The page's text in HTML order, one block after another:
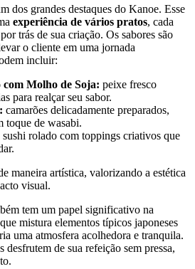
dos grandes destaques do Kanoe. Esse
experiência de vários pratos, cada
trás de sua criação. Os sabores são
o cliente em uma jornada
incluir:
com Molho de Soja: peixe fresco
para realçar seu sabor.
camarões delicadamente preparados,
toque de wasabi.
sushi rolado com toppings criativos que
maneira artística, valorizando a estética
visual.
tem um papel significativo na
mistura elementos típicos japoneses
uma atmosfera acolhedora e tranquila.
desfrutem de sua refeição sem pressa,